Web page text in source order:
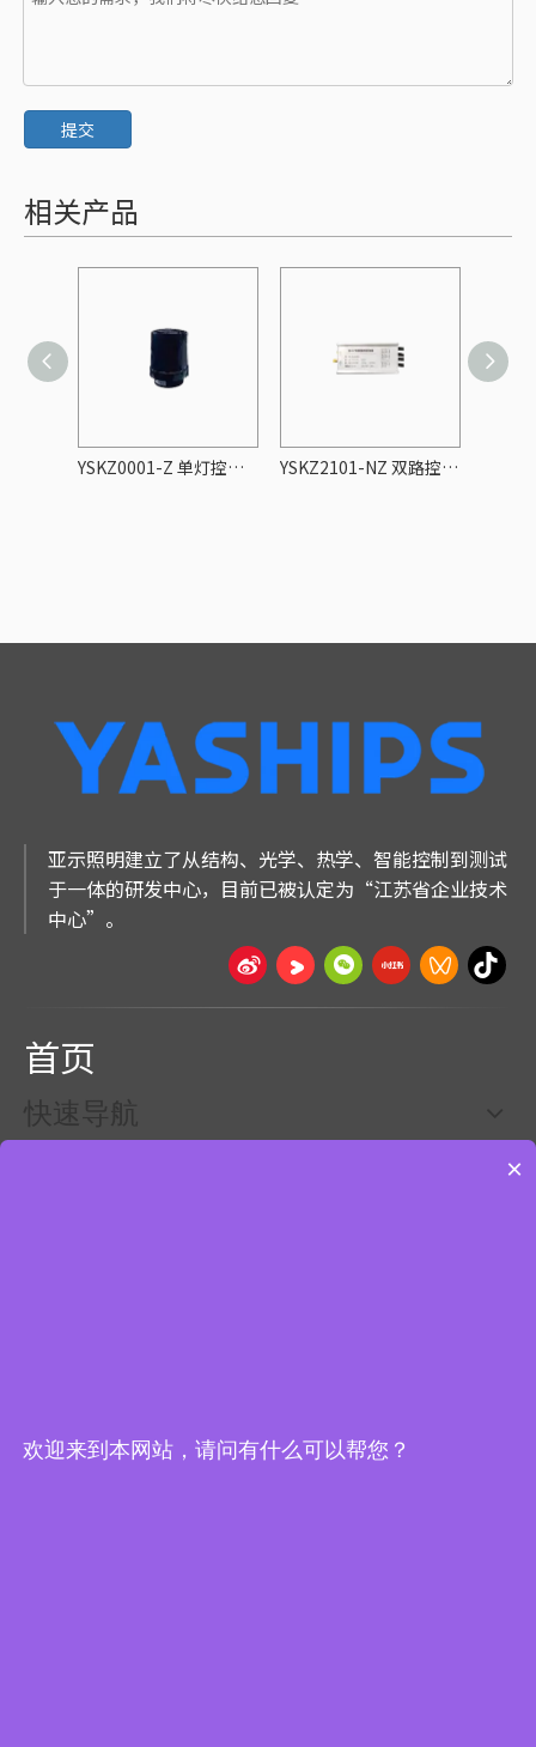
提交
相关产品
YSKZ0001-Z 单灯控制器 YSKZ2101-NZ 双路控制器
亚示照明建立了从结构、光学、热学、智能控制到测试
于一体的研发中心，目前已被认定为“江苏省企业技术
中心”。
首页
快速导航
×
欢迎来到本网站，请问有什么可以帮您？